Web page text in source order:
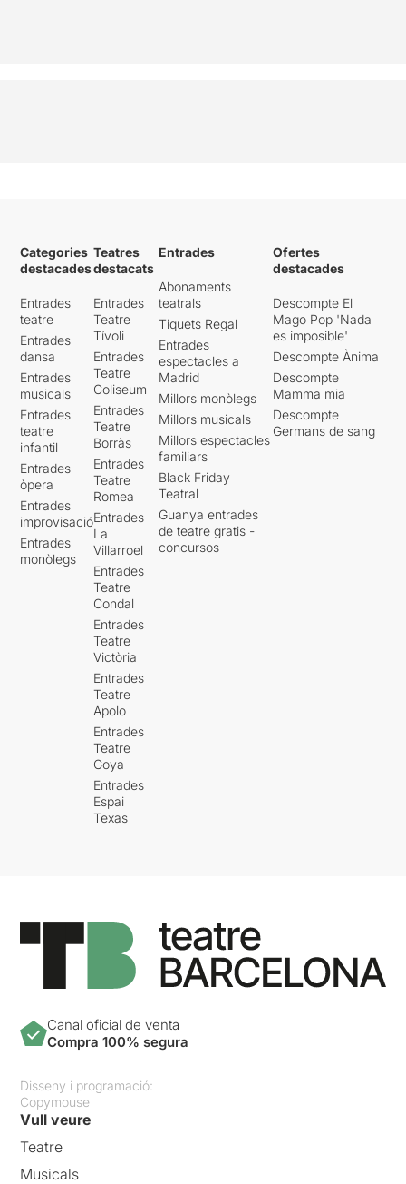
Categories
destacades
Entrades
teatre
Entrades
dansa
Entrades
musicals
Entrades
teatre
infantil
Entrades
òpera
Entrades
improvisació
Entrades
monòlegs
Teatres
destacats
Entrades
Teatre
Tívoli
Entrades
Teatre
Coliseum
Entrades
Teatre
Borràs
Entrades
Teatre
Romea
Entrades
La
Villarroel
Entrades
Teatre
Condal
Entrades
Teatre
Victòria
Entrades
Teatre
Apolo
Entrades
Teatre
Goya
Entrades
Espai
Texas
Entrades
Abonaments
teatrals
Tiquets Regal
Entrades
espectacles a
Madrid
Millors monòlegs
Millors musicals
Millors espectacles
familiars
Black Friday
Teatral
Guanya entrades
de teatre gratis -
concursos
Ofertes
destacades
Descompte El
Mago Pop 'Nada
es imposible'
Descompte Ànima
Descompte
Mamma mia
Descompte
Germans de sang
Canal oficial de venta
Compra 100% segura
Disseny i programació:
Copymouse
Vull veure
Teatre
Musicals